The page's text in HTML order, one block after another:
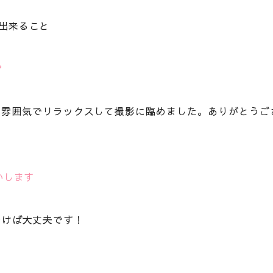
来ること
囲気でリラックスして撮影に臨めました。ありがとうご
ます
ば大丈夫です！